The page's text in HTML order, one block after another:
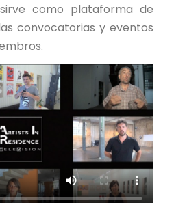
como plataforma de
convocatorias y eventos